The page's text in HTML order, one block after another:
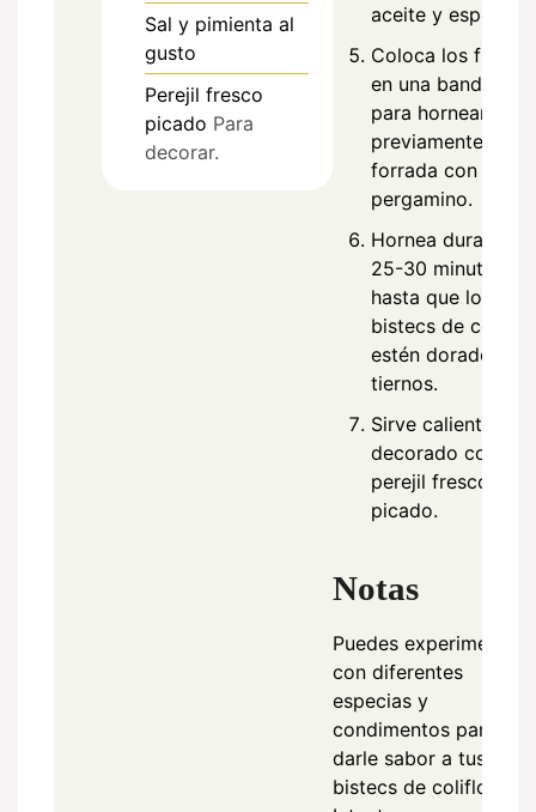
Sal y pimienta al
gusto
Perejil fresco
picado Para
decorar.
aceite y especias.
Coloca los filetes
en una bandeja
para hornear
previamente
forrada con papel
pergamino.
Hornea durante
25-30 minutos, o
hasta que los
bistecs de coliflor
estén dorados y
tiernos.
Sirve caliente,
decorado con
perejil fresco
picado.
Notas
Puedes experimentar
con diferentes
especias y
condimentos para
darle sabor a tus
bistecs de coliflor.